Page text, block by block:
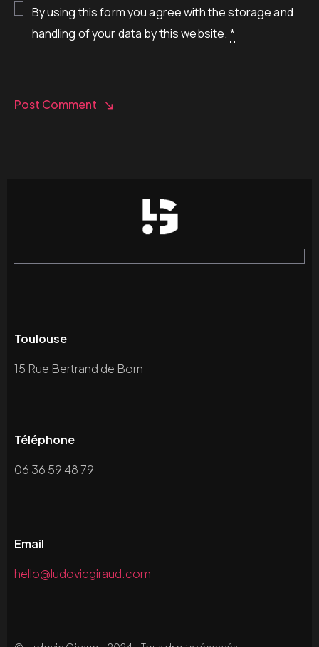
By using this form you agree with the storage and
handling of your data by this website. *
Post Comment
Toulouse
15 Rue Bertrand de Born
Téléphone
06 36 59 48 79
Email
hello@ludovicgiraud.com